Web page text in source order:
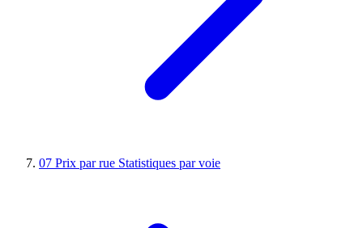
07 Prix par rue Statistiques par voie